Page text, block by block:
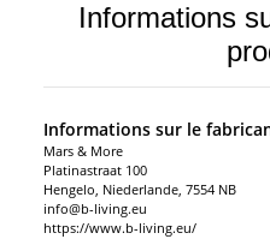
Informations
Informations sur le
Mars & More
Platinastraat 100
Hengelo, Niederlande, 7554 NB
info@b-living.eu
https://www.b-living.eu/